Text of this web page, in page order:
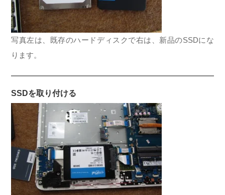
写真左は、既存のハードディスクで右は、新品のSSDにな
ります。
SSDを取り付ける